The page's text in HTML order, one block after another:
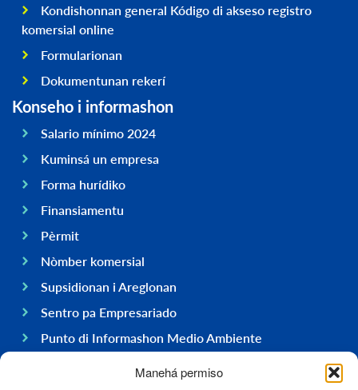
Manehá permiso
Kondishonnan general Kódigo di akseso registro
komersial online
Formularionan
Dokumentunan rekerí
Konseho i informashon
Salario mínimo 2024
Kuminsá un empresa
Forma hurídiko
Finansiamentu
Pèrmit
Nòmber komersial
Supsidionan i Areglonan
Sentro pa Empresariado
Punto di Informashon Medio Ambiente
Hasi negoshi na Boneiru